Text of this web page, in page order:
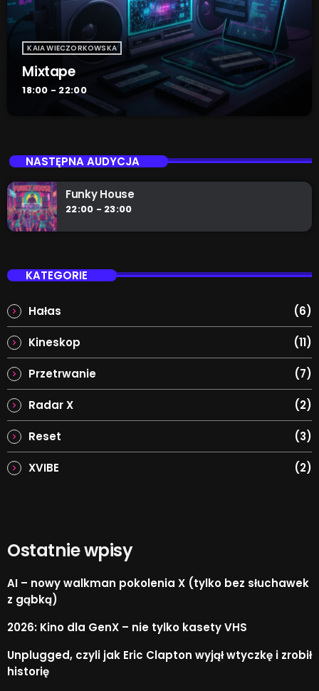
KAIA WIECZORKOWSKA
Mixtape
18:00 - 22:00
NASTĘPNA AUDYCJA
Funky House
22:00 - 23:00
KATEGORIE
Hałas (6)
Kineskop (11)
Przetrwanie (7)
Radar X (2)
Reset (3)
XVIBE (2)
Ostatnie wpisy
AI – nowy walkman pokolenia X (tylko bez słuchawek
z gąbką)
2026: Kino dla GenX – nie tylko kasety VHS
Unplugged, czyli jak Eric Clapton wyjął wtyczkę i zrobił
historię